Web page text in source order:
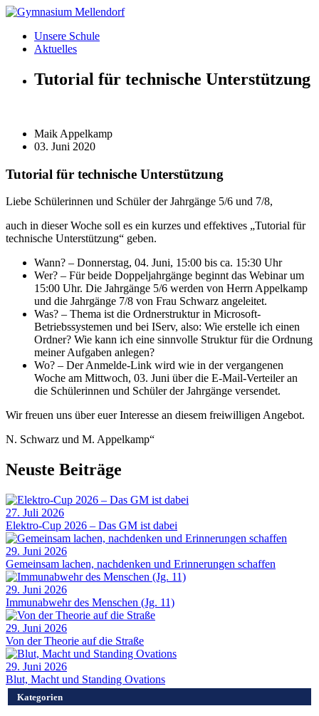
Zum
wechselnUnsere Schule
Aktuelles
Tutorial für technische Unterstützung
Maik Appelkamp
03. Juni 2020
Tutorial für technische Unterstützung
Liebe Schülerinnen und Schüler der Jahrgänge 5/6 und 7/8,
auch in dieser Woche soll es ein kurzes und effektives „Tutorial für
technische Unterstützung“ geben.
Wann? – Donnerstag, 04. Juni, 15:00 bis ca. 15:30 Uhr
Wer? – Für beide Doppeljahrgänge beginnt das Webinar um
15:00 Uhr. Die Jahrgänge 5/6 werden von Herrn Appelkamp
und die Jahrgänge 7/8 von Frau Schwarz angeleitet.
Was? – Thema ist die Ordnerstruktur in Microsoft-
Betriebssystemen und bei IServ, also: Wie erstelle ich einen
Ordner? Wie kann ich eine sinnvolle Struktur für die Ordnung
meiner Aufgaben anlegen?
Wo? – Der Anmelde-Link wird wie in der vergangenen
Woche am Mittwoch, 03. Juni über die E-Mail-Verteiler an
die Schülerinnen und Schüler der Jahrgänge versendet.
Wir freuen uns über euer Interesse an diesem freiwilligen Angebot.
N. Schwarz und M. Appelkamp“
Neuste Beiträge
27. Juli 2026
Elektro-Cup 2026 – Das GM ist dabei
29. Juni 2026
Gemeinsam lachen, nachdenken und Erinnerungen schaffen
29. Juni 2026
Immunabwehr des Menschen (Jg. 11)
29. Juni 2026
Von der Theorie auf die Straße
29. Juni 2026
Blut, Macht und Standing Ovations
Kategorien